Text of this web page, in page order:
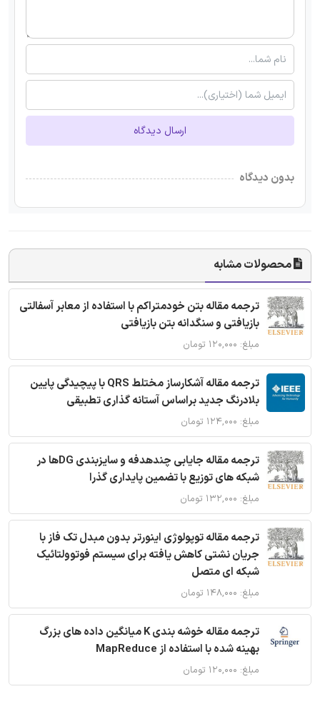
ارسال دیدگاه
بدون دیدگاه
محصولات مشابه
ترجمه مقاله بتن خودمتراکم با استفاده از معابر آسفالتی
بازیافتی و سنگدانه بتن بازیافتی
مبلغ: ۱۲۰,۰۰۰ تومان
ترجمه مقاله آشکارساز مختلط QRS با پیچیدگی پایین
بلادرنگ جدید براساس آستانه گذاری تطبیقی
مبلغ: ۱۲۴,۰۰۰ تومان
ترجمه مقاله جایابی چندهدفه و سایزبندی DGها در
شبکه های توزیع با تضمین پایداری گذرا
مبلغ: ۱۳۲,۰۰۰ تومان
ترجمه مقاله توپولوژی اینورتر بدون مبدل تک فاز با
جریان نشتی کاهش یافته برای سیستم فوتوولتائیک
شبکه ای متصل
مبلغ: ۱۴۸,۰۰۰ تومان
ترجمه مقاله خوشه بندی K میانگین داده های بزرگ
بهینه شده با استفاده از MapReduce
مبلغ: ۱۲۰,۰۰۰ تومان